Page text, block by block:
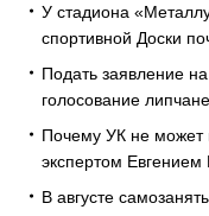
У стадиона
спортивной Доски
Подать заявление
голосование
Почему УК не может
экспертом
В августе